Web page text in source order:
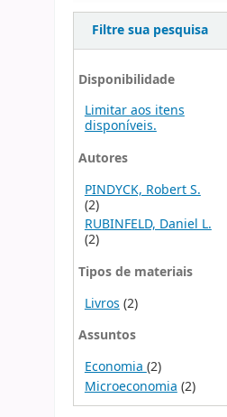
Filtre sua pesquisa
Disponibilidade
Limitar aos itens
disponíveis.
Autores
PINDYCK, Robert S.
(2)
RUBINFELD, Daniel L.
(2)
Tipos de materiais
Livros (2)
Assuntos
Economia (2)
Microeconomia (2)